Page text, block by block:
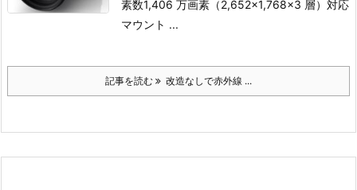
素数1,406 万画素（2,652×1,768×3 層）対応
マウント ...
記事を読む 改造なしで赤外線 ...